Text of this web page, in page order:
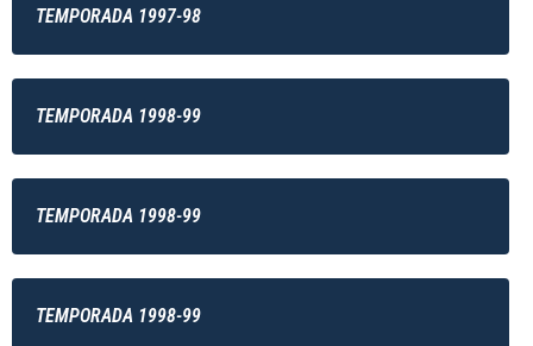
TEMPORADA 1997-98
TEMPORADA 1998-99
TEMPORADA 1998-99
TEMPORADA 1998-99